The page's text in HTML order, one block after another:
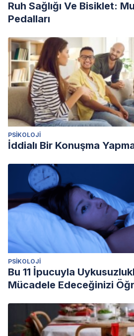
Ruh Sağlığı Ve Bisiklet:
Pedalları
PSIKOLOJI
İddialı Bir Konuşma
PSIKOLOJI
Bu 11 İpucuyla
Mücadele Edeceğinizi